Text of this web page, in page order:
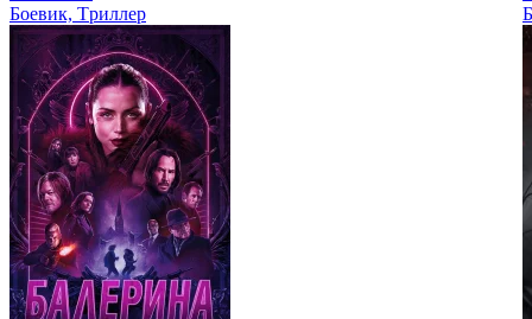
Боевик, Tриллер